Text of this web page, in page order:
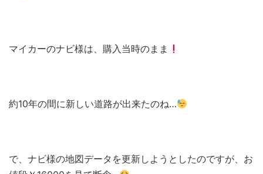
マイカーのナビ様は、購入当時のまま
約10年の間に新しい道路が出来たのね…
で、ナビ様の地図データを更新しようとしたのですが、お